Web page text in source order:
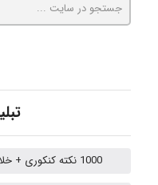
1000 نکته کنکوری + خلاصه جزوات ارشد بهداشت حرفه ای